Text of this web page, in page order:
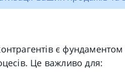
є фундаментом
. Це важливо для: